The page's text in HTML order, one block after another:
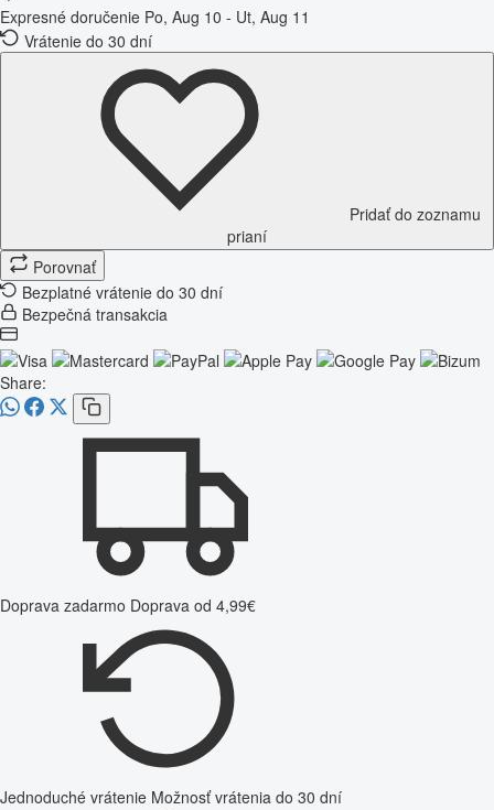
Expresné doručenie Po, Aug 10 - Ut, Aug 11
Vrátenie do 30 dní
Pridať do zoznamu
prianí
Porovnať
Bezplatné vrátenie do 30 dní
Bezpečná transakcia
Share:
Doprava zadarmo Doprava od 4,99€
Jednoduché vrátenie Možnosť vrátenia do 30 dní